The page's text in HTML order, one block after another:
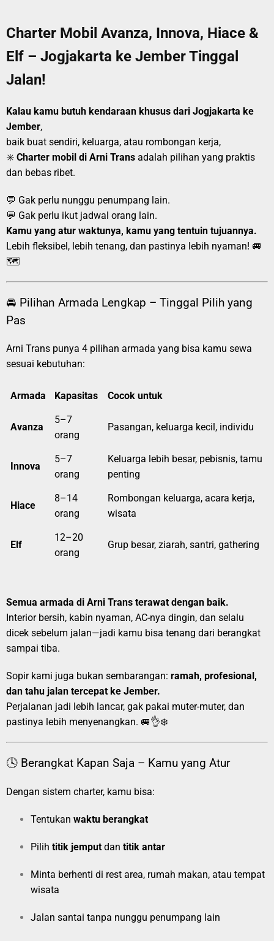
Charter Mobil Avanza, Innova, Hiace &
Elf – Jogjakarta ke Jember Tinggal
Jalan!
Kalau kamu butuh kendaraan khusus dari Jogjakarta ke
Jember,
baik buat sendiri, keluarga, atau rombongan kerja,
✳️ Charter mobil di Arni Trans adalah pilihan yang praktis
dan bebas ribet.
💬 Gak perlu nunggu penumpang lain.
💬 Gak perlu ikut jadwal orang lain.
Kamu yang atur waktunya, kamu yang tentuin tujuannya.
Lebih fleksibel, lebih tenang, dan pastinya lebih nyaman! 🚐
🗺️
🚘 Pilihan Armada Lengkap – Tinggal Pilih yang
Pas
Arni Trans punya 4 pilihan armada yang bisa kamu sewa
sesuai kebutuhan:
Armada Kapasitas Cocok untuk
Avanza
5–7
orang
Pasangan, keluarga kecil, individu
Innova
5–7
orang
Keluarga lebih besar, pebisnis, tamu
penting
Hiace
8–14
orang
Rombongan keluarga, acara kerja,
wisata
Elf
12–20
orang
Grup besar, ziarah, santri, gathering
Semua armada di Arni Trans terawat dengan baik.
Interior bersih, kabin nyaman, AC-nya dingin, dan selalu
dicek sebelum jalan—jadi kamu bisa tenang dari berangkat
sampai tiba.
Sopir kami juga bukan sembarangan: ramah, profesional,
dan tahu jalan tercepat ke Jember.
Perjalanan jadi lebih lancar, gak pakai muter-muter, dan
pastinya lebih menyenangkan. 🚐👌❄️
🕓 Berangkat Kapan Saja – Kamu yang Atur
Dengan sistem charter, kamu bisa:
Tentukan waktu berangkat
Pilih titik jemput dan titik antar
Minta berhenti di rest area, rumah makan, atau tempat
wisata
Jalan santai tanpa nunggu penumpang lain